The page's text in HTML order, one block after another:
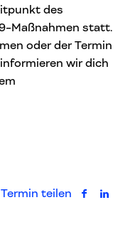
des
Maßnahmen statt.
oder der Termin
wir dich
Termin teilen auf auf